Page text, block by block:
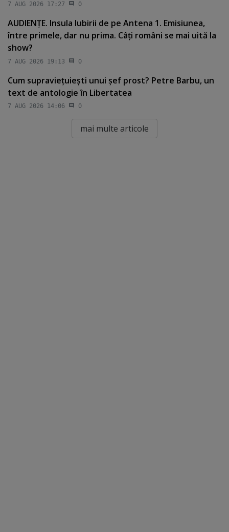
7 AUG 2026 17:27 0
AUDIENŢE. Insula Iubirii de pe Antena 1. Emisiunea,
între primele, dar nu prima. Câţi români se mai uită la
show?
7 AUG 2026 19:13 0
Cum supravieţuieşti unui şef prost? Petre Barbu, un
text de antologie în Libertatea
7 AUG 2026 14:06 0
mai multe articole